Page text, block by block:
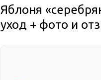
Яблоня
уход + фото и